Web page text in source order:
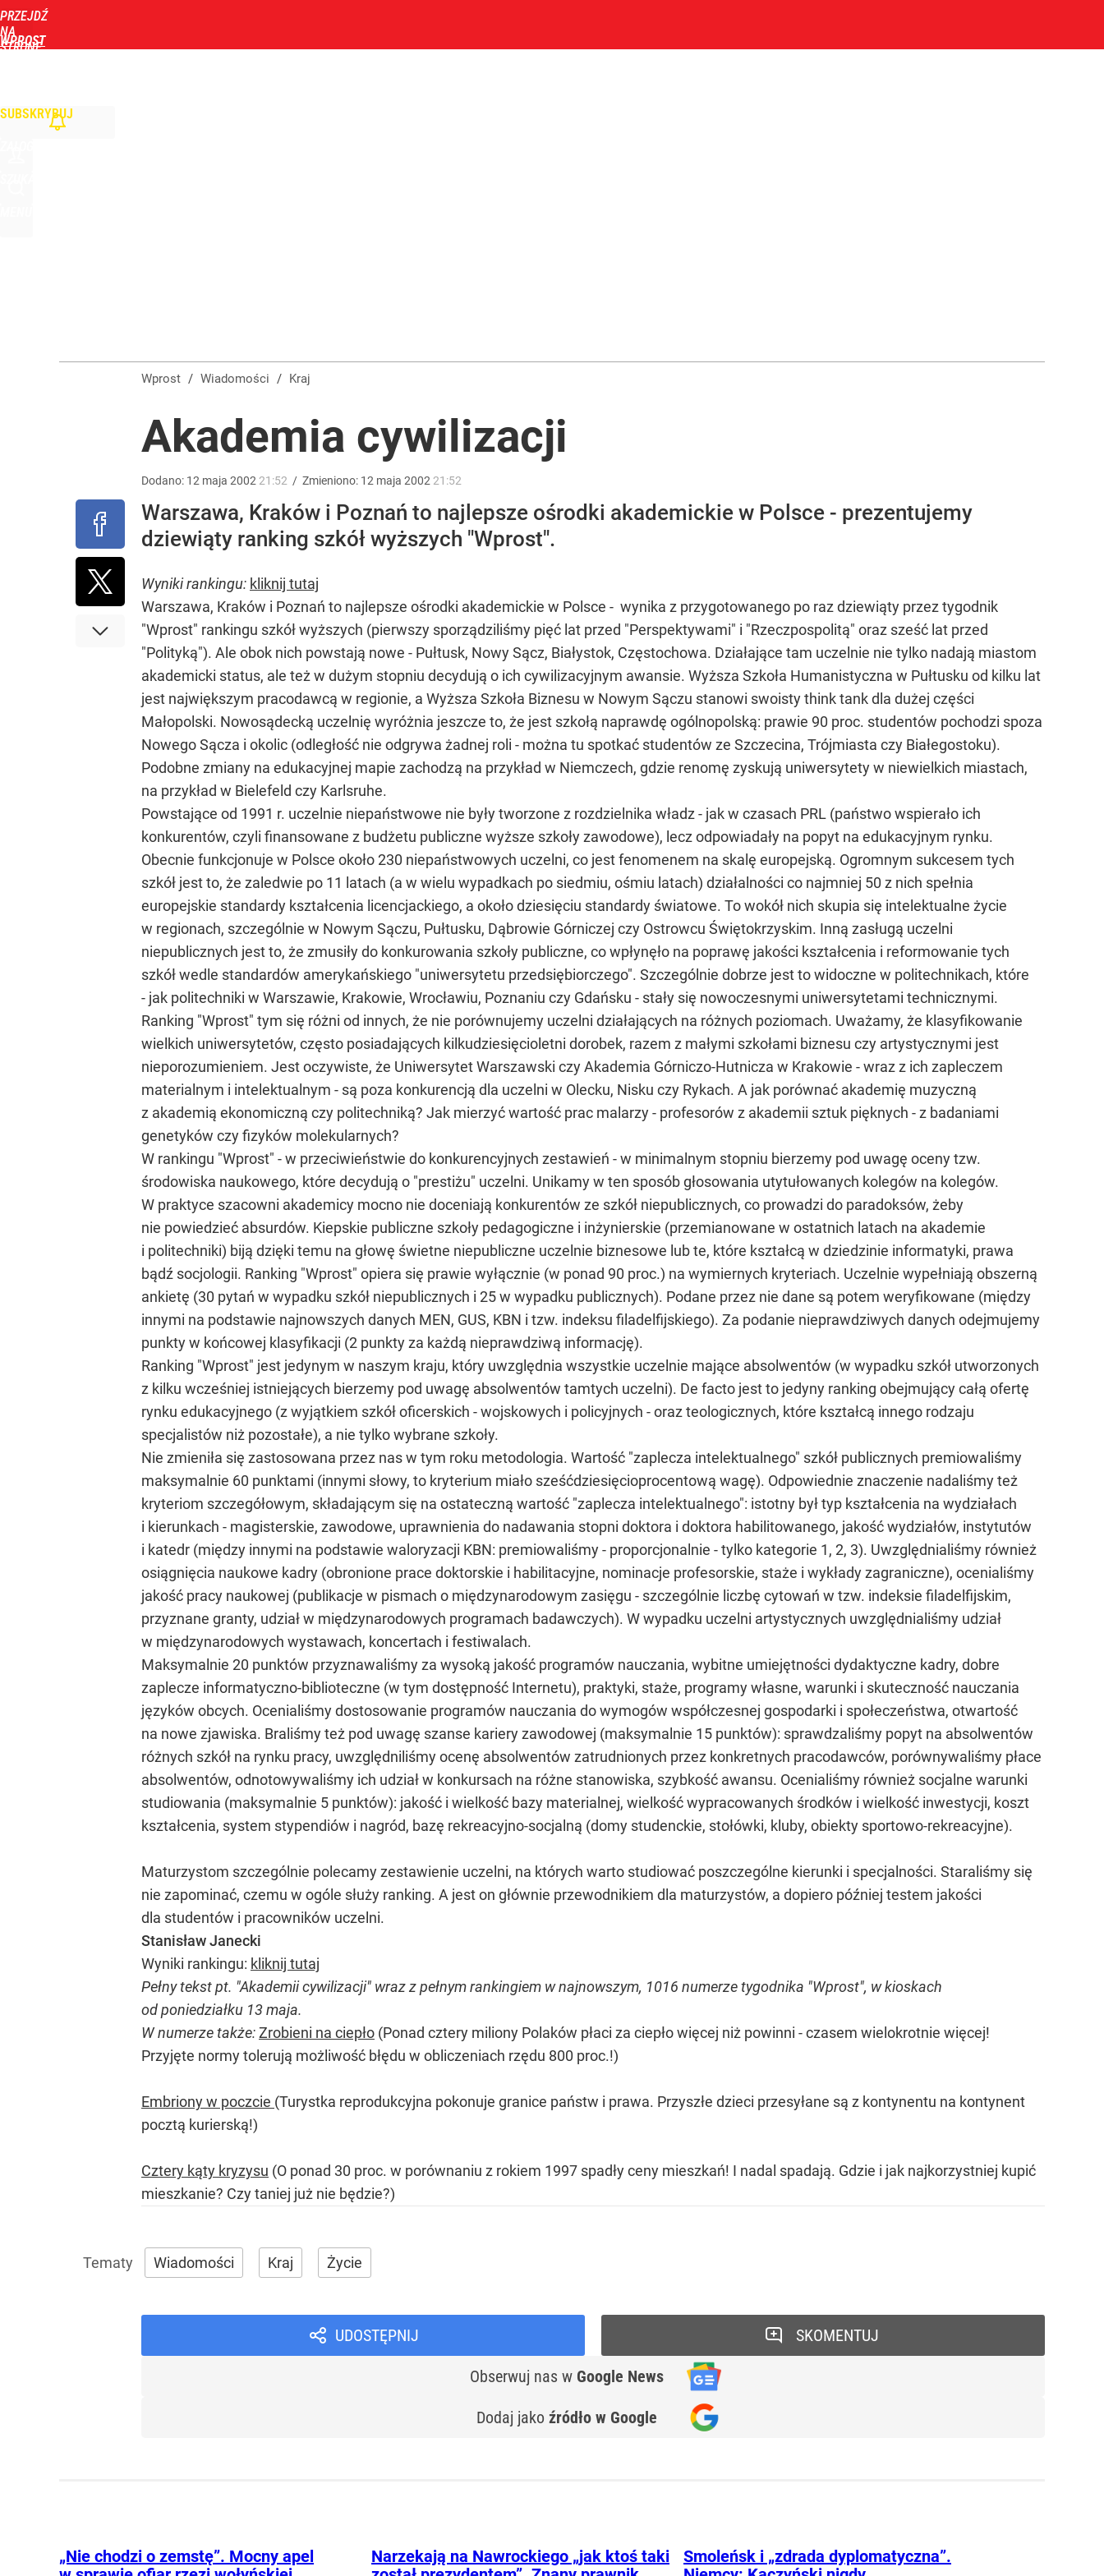
PRZEJDŹ
NA
STRONĘ
WPROST
SUBSKRYBUJ
dodaj
„Nie chodzi o zemstę”. Mocny apel w sprawie ofiar rzezi wołyńskiej
Tego sondażu premier nie może zlekceważyć. Polacy o przywróceniu CPN
Narzekają na Nawrockiego „jak ktoś taki został prezydentem”. Znany prawnik o badaniach naukowców
Wprost / Wiadomości / Kraj
Akademia cywilizacji
Dodano: 12 maja 2002 21:52 / Zmieniono: 12 maja 2002 21:52
Warszawa, Kraków i Poznań to najlepsze ośrodki akademickie w Polsce - prezentujemy
dziewiąty ranking szkół wyższych "Wprost".
Wyniki rankingu: kliknij tutaj
Warszawa, Kraków i Poznań to najlepsze ośrodki akademickie w Polsce - wynika z przygotowanego po raz dziewiąty przez tygodnik
"Wprost" rankingu szkół wyższych (pierwszy sporządziliśmy pięć lat przed "Perspektywami" i "Rzeczpospolitą" oraz sześć lat przed
"Polityką"). Ale obok nich powstają nowe - Pułtusk, Nowy Sącz, Białystok, Częstochowa. Działające tam uczelnie nie tylko nadają miastom
akademicki status, ale też w dużym stopniu decydują o ich cywilizacyjnym awansie. Wyższa Szkoła Humanistyczna w Pułtusku od kilku lat
jest największym pracodawcą w regionie, a Wyższa Szkoła Biznesu w Nowym Sączu stanowi swoisty think tank dla dużej części
Małopolski. Nowosądecką uczelnię wyróżnia jeszcze to, że jest szkołą naprawdę ogólnopolską: prawie 90 proc. studentów pochodzi spoza
Nowego Sącza i okolic (odległość nie odgrywa żadnej roli - można tu spotkać studentów ze Szczecina, Trójmiasta czy Białegostoku).
Podobne zmiany na edukacyjnej mapie zachodzą na przykład w Niemczech, gdzie renomę zyskują uniwersytety w niewielkich miastach,
na przykład w Bielefeld czy Karlsruhe.
Powstające od 1991 r. uczelnie niepaństwowe nie były tworzone z rozdzielnika władz - jak w czasach PRL (państwo wspierało ich
konkurentów, czyli finansowane z budżetu publiczne wyższe szkoły zawodowe), lecz odpowiadały na popyt na edukacyjnym rynku.
Obecnie funkcjonuje w Polsce około 230 niepaństwowych uczelni, co jest fenomenem na skalę europejską. Ogromnym sukcesem tych
szkół jest to, że zaledwie po 11 latach (a w wielu wypadkach po siedmiu, ośmiu latach) działalności co najmniej 50 z nich spełnia
europejskie standardy kształcenia licencjackiego, a około dziesięciu standardy światowe. To wokół nich skupia się intelektualne życie
w regionach, szczególnie w Nowym Sączu, Pułtusku, Dąbrowie Górniczej czy Ostrowcu Świętokrzyskim. Inną zasługą uczelni
niepublicznych jest to, że zmusiły do konkurowania szkoły publiczne, co wpłynęło na poprawę jakości kształcenia i reformowanie tych
szkół wedle standardów amerykańskiego "uniwersytetu przedsiębiorczego". Szczególnie dobrze jest to widoczne w politechnikach, które
- jak politechniki w Warszawie, Krakowie, Wrocławiu, Poznaniu czy Gdańsku - stały się nowoczesnymi uniwersytetami technicznymi.
Ranking "Wprost" tym się różni od innych, że nie porównujemy uczelni działających na różnych poziomach. Uważamy, że klasyfikowanie
wielkich uniwersytetów, często posiadających kilkudziesięcioletni dorobek, razem z małymi szkołami biznesu czy artystycznymi jest
nieporozumieniem. Jest oczywiste, że Uniwersytet Warszawski czy Akademia Górniczo-Hutnicza w Krakowie - wraz z ich zapleczem
materialnym i intelektualnym - są poza konkurencją dla uczelni w Olecku, Nisku czy Rykach. A jak porównać akademię muzyczną
z akademią ekonomiczną czy politechniką? Jak mierzyć wartość prac malarzy - profesorów z akademii sztuk pięknych - z badaniami
genetyków czy fizyków molekularnych?
W rankingu "Wprost" - w przeciwieństwie do konkurencyjnych zestawień - w minimalnym stopniu bierzemy pod uwagę oceny tzw.
środowiska naukowego, które decydują o "prestiżu" uczelni. Unikamy w ten sposób głosowania utytułowanych kolegów na kolegów.
W praktyce szacowni akademicy mocno nie doceniają konkurentów ze szkół niepublicznych, co prowadzi do paradoksów, żeby
nie powiedzieć absurdów. Kiepskie publiczne szkoły pedagogiczne i inżynierskie (przemianowane w ostatnich latach na akademie
i politechniki) biją dzięki temu na głowę świetne niepubliczne uczelnie biznesowe lub te, które kształcą w dziedzinie informatyki, prawa
bądź socjologii. Ranking "Wprost" opiera się prawie wyłącznie (w ponad 90 proc.) na wymiernych kryteriach. Uczelnie wypełniają obszerną
ankietę (30 pytań w wypadku szkół niepublicznych i 25 w wypadku publicznych). Podane przez nie dane są potem weryfikowane (między
innymi na podstawie najnowszych danych MEN, GUS, KBN i tzw. indeksu filadelfijskiego). Za podanie nieprawdziwych danych odejmujemy
punkty w końcowej klasyfikacji (2 punkty za każdą nieprawdziwą informację).
Ranking "Wprost" jest jedynym w naszym kraju, który uwzględnia wszystkie uczelnie mające absolwentów (w wypadku szkół utworzonych
z kilku wcześniej istniejących bierzemy pod uwagę absolwentów tamtych uczelni). De facto jest to jedyny ranking obejmujący całą ofertę
rynku edukacyjnego (z wyjątkiem szkół oficerskich - wojskowych i policyjnych - oraz teologicznych, które kształcą innego rodzaju
specjalistów niż pozostałe), a nie tylko wybrane szkoły.
Nie zmieniła się zastosowana przez nas w tym roku metodologia. Wartość "zaplecza intelektualnego" szkół publicznych premiowaliśmy
maksymalnie 60 punktami (innymi słowy, to kryterium miało sześćdziesięcioprocentową wagę). Odpowiednie znaczenie nadaliśmy też
kryteriom szczegółowym, składającym się na ostateczną wartość "zaplecza intelektualnego": istotny był typ kształcenia na wydziałach
i kierunkach - magisterskie, zawodowe, uprawnienia do nadawania stopni doktora i doktora habilitowanego, jakość wydziałów, instytutów
i katedr (między innymi na podstawie waloryzacji KBN: premiowaliśmy - proporcjonalnie - tylko kategorie 1, 2, 3). Uwzględnialiśmy również
osiągnięcia naukowe kadry (obronione prace doktorskie i habilitacyjne, nominacje profesorskie, staże i wykłady zagraniczne), ocenialiśmy
jakość pracy naukowej (publikacje w pismach o międzynarodowym zasięgu - szczególnie liczbę cytowań w tzw. indeksie filadelfijskim,
przyznane granty, udział w międzynarodowych programach badawczych). W wypadku uczelni artystycznych uwzględnialiśmy udział
w międzynarodowych wystawach, koncertach i festiwalach.
Maksymalnie 20 punktów przyznawaliśmy za wysoką jakość programów nauczania, wybitne umiejętności dydaktyczne kadry, dobre
zaplecze informatyczno-biblioteczne (w tym dostępność Internetu), praktyki, staże, programy własne, warunki i skuteczność nauczania
języków obcych. Ocenialiśmy dostosowanie programów nauczania do wymogów współczesnej gospodarki i społeczeństwa, otwartość
na nowe zjawiska. Braliśmy też pod uwagę szanse kariery zawodowej (maksymalnie 15 punktów): sprawdzaliśmy popyt na absolwentów
różnych szkół na rynku pracy, uwzględniliśmy ocenę absolwentów zatrudnionych przez konkretnych pracodawców, porównywaliśmy płace
absolwentów, odnotowywaliśmy ich udział w konkursach na różne stanowiska, szybkość awansu. Ocenialiśmy również socjalne warunki
studiowania (maksymalnie 5 punktów): jakość i wielkość bazy materialnej, wielkość wypracowanych środków i wielkość inwestycji, koszt
kształcenia, system stypendiów i nagród, bazę rekreacyjno-socjalną (domy studenckie, stołówki, kluby, obiekty sportowo-rekreacyjne).
Maturzystom szczególnie polecamy zestawienie uczelni, na których warto studiować poszczególne kierunki i specjalności. Staraliśmy się
nie zapominać, czemu w ogóle służy ranking. A jest on głównie przewodnikiem dla maturzystów, a dopiero później testem jakości
dla studentów i pracowników uczelni.
Stanisław Janecki
Wyniki rankingu: kliknij tutaj
Pełny tekst pt. "Akademii cywilizacji" wraz z pełnym rankingiem w najnowszym, 1016 numerze tygodnika "Wprost", w kioskach
od poniedziałku 13 maja.
W numerze także:Zrobieni na ciepło (Ponad cztery miliony Polaków płaci za ciepło więcej niż powinni - czasem wielokrotnie więcej!
Przyjęte normy tolerują możliwość błędu w obliczeniach rzędu 800 proc.!)
Embriony w poczcie (Turystka reprodukcyjna pokonuje granice państw i prawa. Przyszłe dzieci przesyłane są z kontynentu na kontynent
pocztą kurierską!)
Cztery kąty kryzysu (O ponad 30 proc. w porównaniu z rokiem 1997 spadły ceny mieszkań! I nadal spadają. Gdzie i jak najkorzystniej kupić
mieszkanie? Czy taniej już nie będzie?)
Wiadomości Kraj Życie
UDOSTĘPNIJ
Obserwuj nas w Google News
Dodaj jako źródło w Google
SKOMENTUJ
„Nie chodzi o zemstę”. Mocny apel
Narzekają na Nawrockiego „jak ktoś taki
Smoleńsk i „zdrada dyplomatyczna”.